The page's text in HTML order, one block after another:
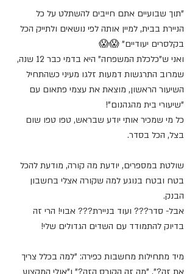
"תוך שבועיים אתם חייבים להשתלט על כל
הניירת בבית, למיין אותה לפי נושאים ולתייק הכל
בקלסרים יעודיים" 😱😱
ואני ש"כלכלת המשפחה" היא בדמי כבר 12 שנה,
שמרוב התרגשות דמעות זלגו מעיני כשהתחיל
השיעור הראשון, מוצאת את עצמי פתאום עם
"שיעורי בית מהגהנום"!
כל מי שמכיר אותי יודע שבראש, טפו טפו שום
בצל, הכל בסדר.
שולטת במספרים, יודעת מה קורה, מודעת להכל
בטח ובטח בנוגע למה שקורה אצלי בחשבון
הבנק.
אבל- סדר??? ועוד בניירת??? אבוי! הרי זה
בדיוק להתמודד עם השדים הגדולים שלי!
מיד מתחילות מחשבות כפירה: "למה בכלל צריך